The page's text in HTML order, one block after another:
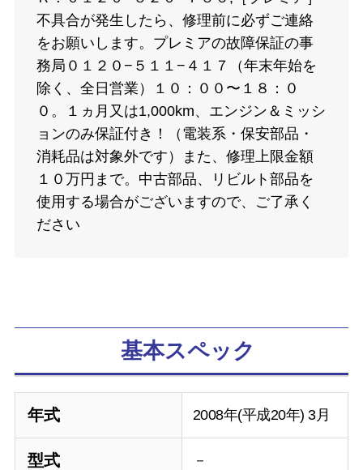
不具合が発生したら、修理前に必ずご連絡
をお願いします。プレミアの故障保証の事
務局０１２０−５１１−４１７（年末年始を
除く、全日営業）１０：００〜１８：０
０。１ヵ月又は1,000km、エンジン＆ミッシ
ョンのみ保証付き！（電装系・保安部品・
消耗品は対象外です）また、修理上限金額
１０万円まで。中古部品、リビルト部品を
使用する場合がございますので、ご了承く
ださい
基本スペック
年式 2008年(平成20年) 3月
型式 －